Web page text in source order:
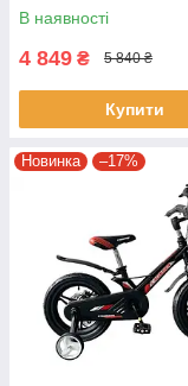
В наявності
4 849 ₴ 5 840 ₴
Купити
Новинка –17%